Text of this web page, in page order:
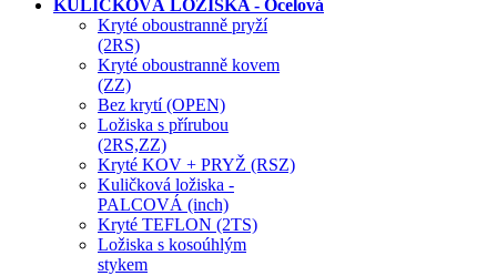
KULIČKOVÁ LOŽISKA - Ocelová
Kryté oboustranně pryží
(2RS)
Kryté oboustranně kovem
(ZZ)
Bez krytí (OPEN)
Ložiska s přírubou
(2RS,ZZ)
Kryté KOV + PRYŽ (RSZ)
Kuličková ložiska -
PALCOVÁ (inch)
Kryté TEFLON (2TS)
Ložiska s kosoúhlým
stykem